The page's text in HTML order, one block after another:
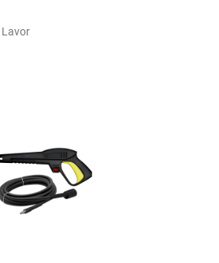
Lavor